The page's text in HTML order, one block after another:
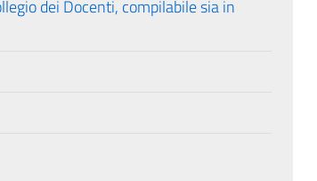
dei Docenti, compilabile sia in